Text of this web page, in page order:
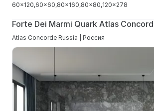
60x120 60x60 80x160 80x80 120x278
Forte Dei Marmi Quark Atlas
Atlas Concorde Russia | Россия